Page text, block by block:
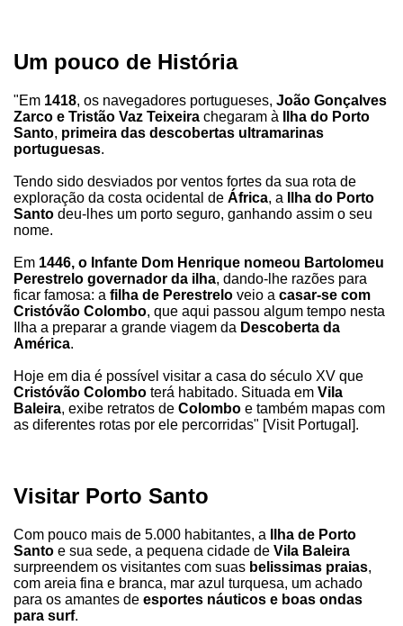
Um pouco de História
"Em 1418, os navegadores portugueses, João Gonçalves
Zarco e Tristão Vaz Teixeira chegaram à
Ilha do Porto
Santo, primeira das descobertas ultramarinas
portuguesas.
Tendo sido desviados por ventos fortes da sua rota de
exploração da costa ocidental de África, a
Ilha do Porto
Santo deu-lhes um porto seguro, ganhando assim o seu
nome.
Em 1446, o Infante Dom Henrique nomeou Bartolomeu
Perestrelo governador da ilha, dando-lhe razões para
ficar famosa: a filha de Perestrelo veio a casar-se com
Cristóvão Colombo, que aqui passou algum tempo nesta
Ilha a preparar a grande viagem da Descoberta da
América.
Hoje em dia é possível visitar a casa do século XV que
Cristóvão Colombo terá habitado. Situada em Vila
Baleira, exibe retratos de Colombo e também mapas com
as diferentes rotas por ele percorridas" [Visit Portugal].
Visitar Porto Santo
Com pouco mais de 5.000 habitantes, a
Ilha de Porto
Santo e sua sede, a pequena cidade de Vila Baleira
surpreendem os visitantes com suas belissimas praias,
com areia fina e branca, mar azul turquesa, um achado
para os amantes de esportes náuticos e boas ondas
para surf.